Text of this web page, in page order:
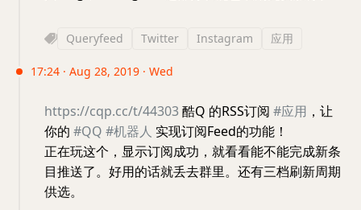
Queryfeed Twitter Instagram 应用
17:24 · Aug 28, 2019 · Wed
https://cqp.cc/t/44303酷Q 的RSS订阅 #应用 ，让
你的 #QQ #机器人 实现订阅Feed的功能！
正在玩这个，显示订阅成功，就看看能不能完成新条
目推送了。好用的话就丢去群里。还有三档刷新周期
供选。